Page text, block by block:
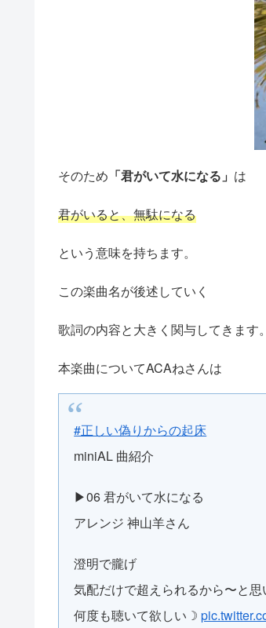
そのため 「君がいて水になる」 は
君がいると、無駄になる
という意味を持ちます。
この楽曲名が後述していく
歌詞の内容と大きく関与してきます。
本楽曲についてACAねさんは
#正しい偽りからの起床
miniAL 曲紹介
▶︎06 君がいて水になる
アレンジ 神山羊さん
澄明で朧げ
気配だけで超えられるから〜と思
何度も聴いて欲しい☽